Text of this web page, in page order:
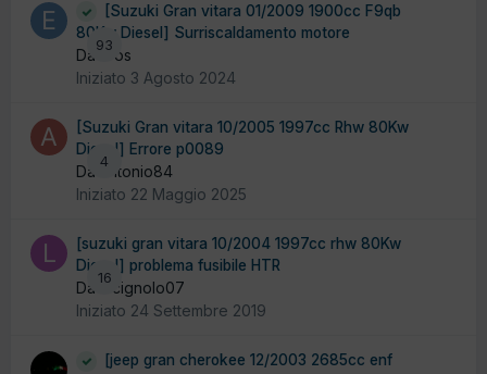
93
[Suzuki Gran vitara 01/2009 1900cc F9qb
80Kw Diesel] Surriscaldamento motore
Da Eros
Iniziato 3 Agosto 2024
4
[Suzuki Gran vitara 10/2005 1997cc Rhw 80Kw
Diesel] Errore p0089
Da antonio84
Iniziato 22 Maggio 2025
16
[suzuki gran vitara 10/2004 1997cc rhw 80Kw
Diesel] problema fusibile HTR
Da lucignolo07
Iniziato 24 Settembre 2019
[jeep gran cherokee 12/2003 2685cc enf